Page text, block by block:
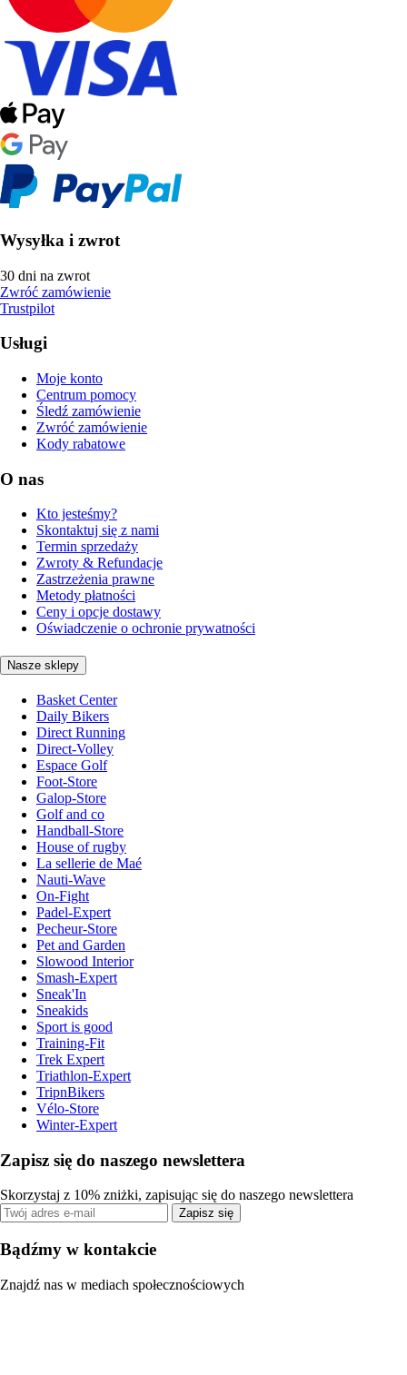
Wysyłka i zwrot
30 dni na zwrot
Zwróć zamówienie
Trustpilot
Usługi
Moje konto
Centrum pomocy
Śledź zamówienie
Zwróć zamówienie
Kody rabatowe
O nas
Kto jesteśmy?
Skontaktuj się z nami
Termin sprzedaży
Zwroty & Refundacje
Zastrzeżenia prawne
Metody płatności
Ceny i opcje dostawy
Oświadczenie o ochronie prywatności
Nasze sklepy
Basket Center
Daily Bikers
Direct Running
Direct-Volley
Espace Golf
Foot-Store
Galop-Store
Golf and co
Handball-Store
House of rugby
La sellerie de Maé
Nauti-Wave
On-Fight
Padel-Expert
Pecheur-Store
Pet and Garden
Slowood Interior
Smash-Expert
Sneak'In
Sneakids
Sport is good
Training-Fit
Trek Expert
Triathlon-Expert
TripnBikers
Vélo-Store
Winter-Expert
Zapisz się do naszego newslettera
Skorzystaj z 10% zniżki, zapisując się do naszego newslettera
Zapisz się
Bądźmy w kontakcie
Znajdź nas w mediach społecznościowych